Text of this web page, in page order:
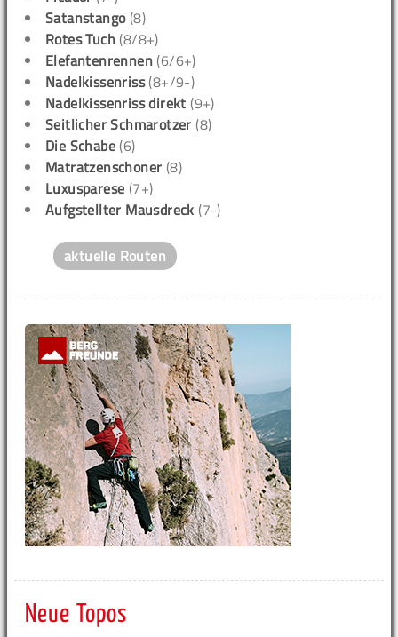
Satanstango(8)
Rotes Tuch (8/8+)
Elefantenrennen (6/6+)
Nadelkissenriss(8+/9-)
Nadelkissenriss direkt (9+)
Seitlicher Schmarotzer (8)
Die Schabe (6)
Matratzenschoner (8)
Luxusparese (7+)
Aufgstellter Mausdreck (7-)
aktuelle Routen
Neue Topos